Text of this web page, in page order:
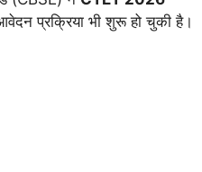
प्रक्रिया भी शुरू हो चुकी है।